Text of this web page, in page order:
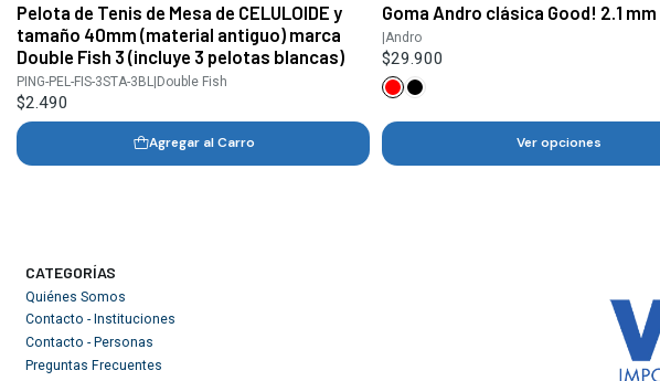
Pelota de Tenis de Mesa de CELULOIDE y
tamaño 40mm (material antiguo) marca
Double Fish 3 (incluye 3 pelotas blancas)
PING-PEL-FIS-3STA-3BL| Double Fish
$2.490
Agregar al Carro
Goma Andro clásica Good! 2.1 mm
Andro
$29.900
Ver opciones
CATEGORÍAS
Quiénes Somos
Contacto - Instituciones
Contacto - Personas
Preguntas Frecuentes